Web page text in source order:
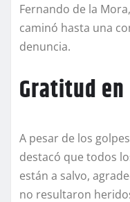
Fernando de la
caminó hasta una
denuncia.
Gratitud
A pesar de los
destacó que todos
están a salvo,
no resultaron